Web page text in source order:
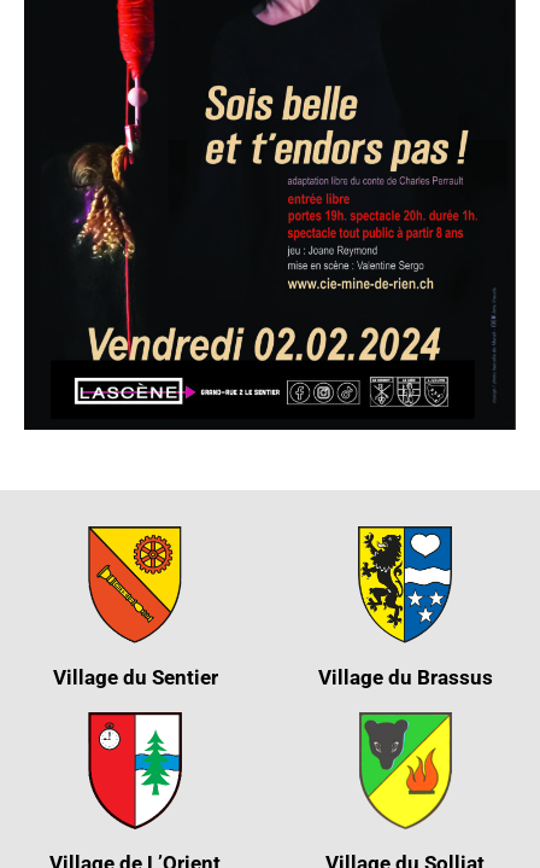
Village du Sentier Village du Brassus
Village de L’Orient Village du Solliat